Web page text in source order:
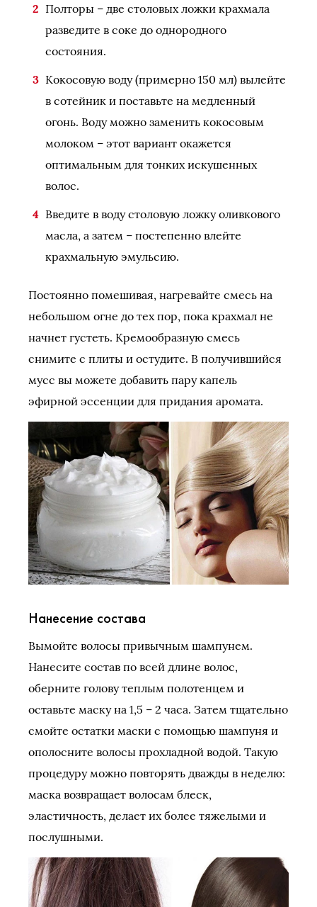
Полторы – две столовых ложки крахмала
разведите в соке до однородного
состояния.
Кокосовую воду (примерно 150 мл) вылейте
в сотейник и поставьте на медленный
огонь. Воду можно заменить кокосовым
молоком – этот вариант окажется
оптимальным для тонких искушенных
волос.
Введите в воду столовую ложку оливкового
масла, а затем – постепенно влейте
крахмальную эмульсию.
Постоянно помешивая, нагревайте смесь на
небольшом огне до тех пор, пока крахмал не
начнет густеть. Кремообразную смесь
снимите с плиты и остудите. В получившийся
мусс вы можете добавить пару капель
эфирной эссенции для придания аромата.
Нанесение состава
Вымойте волосы привычным шампунем.
Нанесите состав по всей длине волос,
оберните голову теплым полотенцем и
оставьте маску на 1,5 – 2 часа. Затем тщательно
смойте остатки маски с помощью шампуня и
ополосните волосы прохладной водой. Такую
процедуру можно повторять дважды в неделю:
маска возвращает волосам блеск,
эластичность, делает их более тяжелыми и
послушными.